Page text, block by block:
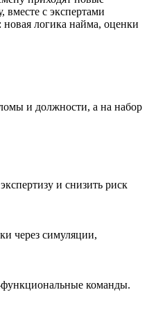
с экспертами
логика найма, оценки
и должности, а на набор
и снизить риск
через симуляции,
функциональные команды.